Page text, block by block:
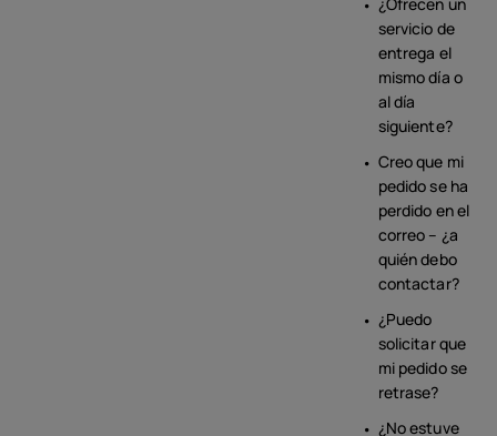
servicio de
entrega el
mismo día o
al día
siguiente?
Creo que mi
pedido se ha
perdido en el
correo – ¿a
quién debo
contactar?
¿Puedo
solicitar que
mi pedido se
retrase?
¿No estuve